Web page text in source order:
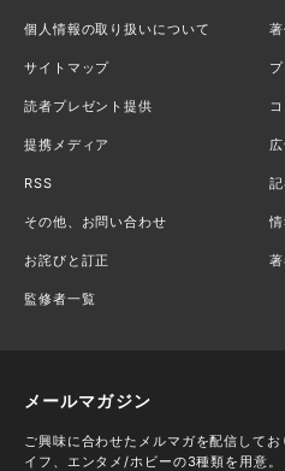
個人情報の取り扱いについて
サイトマップ
読者プレゼント提供
提携メディア
RSS
その他、お問い合わせ
お詫びと訂正
監修者一覧
メールマガジン
ご興味に合わせたメルマガを配信して
イフ、エンタメ/ホビーの3種類を用意。